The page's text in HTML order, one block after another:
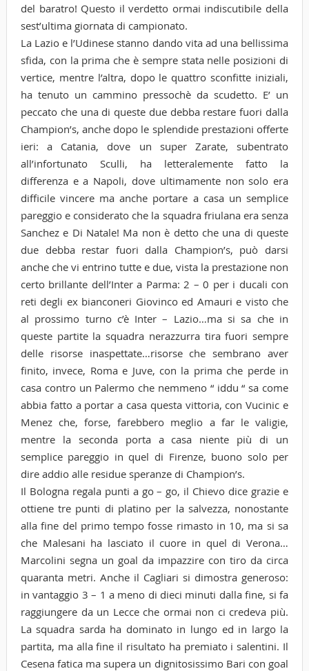
del baratro! Questo il verdetto ormai indiscutibile della
sest’ultima giornata di campionato.
La Lazio e l’Udinese stanno dando vita ad una bellissima
sfida, con la prima che è sempre stata nelle posizioni di
vertice, mentre l’altra, dopo le quattro sconfitte iniziali,
ha tenuto un cammino pressochè da scudetto. E’ un
peccato che una di queste due debba restare fuori dalla
Champion’s, anche dopo le splendide prestazioni offerte
ieri: a Catania, dove un super Zarate, subentrato
all’infortunato Sculli, ha letteralemente fatto la
differenza e a Napoli, dove ultimamente non solo era
difficile vincere ma anche portare a casa un semplice
pareggio e considerato che la squadra friulana era senza
Sanchez e Di Natale! Ma non è detto che una di queste
due debba restar fuori dalla Champion’s, può darsi
anche che vi entrino tutte e due, vista la prestazione non
certo brillante dell’Inter a Parma: 2 – 0 per i ducali con
reti degli ex bianconeri Giovinco ed Amauri e visto che
al prossimo turno c’è Inter – Lazio…ma si sa che in
queste partite la squadra nerazzurra tira fuori sempre
delle risorse inaspettate…risorse che sembrano aver
finito, invece, Roma e Juve, con la prima che perde in
casa contro un Palermo che nemmeno “ iddu “ sa come
abbia fatto a portar a casa questa vittoria, con Vucinic e
Menez che, forse, farebbero meglio a far le valigie,
mentre la seconda porta a casa niente più di un
semplice pareggio in quel di Firenze, buono solo per
dire addio alle residue speranze di Champion’s.
Il Bologna regala punti a go – go, il Chievo dice grazie e
ottiene tre punti di platino per la salvezza, nonostante
alla fine del primo tempo fosse rimasto in 10, ma si sa
che Malesani ha lasciato il cuore in quel di Verona…
Marcolini segna un goal da impazzire con tiro da circa
quaranta metri. Anche il Cagliari si dimostra generoso:
in vantaggio 3 – 1 a meno di dieci minuti dalla fine, si fa
raggiungere da un Lecce che ormai non ci credeva più.
La squadra sarda ha dominato in lungo ed in largo la
partita, ma alla fine il risultato ha premiato i salentini. Il
Cesena fatica ma supera un dignitosissimo Bari con goal